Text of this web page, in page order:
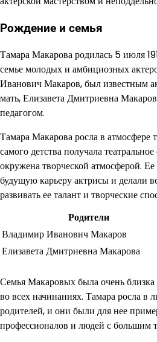
Рождение и семья
Тамара Макарова родилась 5 июля
семье молодых и амбициозных
Иванович Макаров, был известным
мать, Елизавета Дмитриевна
педагогом.
Тамара Макарова росла в атмосфере
самого детства получала
окружена творческой атмосферой.
будущую карьеру актрисы и делали
развивать ее талант и творческие
Родители
Владимир Иванович Макаров
Елизавета Дмитриевна Макарова
Семья Макаровых была очень
во всех начинаниях. Тамара росла в
родителей, и они были для нее
профессионалов и людей с большим